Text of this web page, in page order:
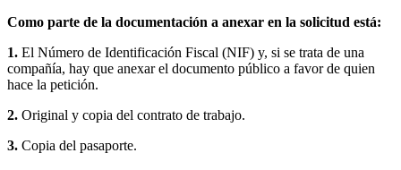
Como parte de la documentación a anexar en la solicitud está:
1. El Número de Identificación Fiscal (NIF) y, si se trata de una
compañía, hay que anexar el documento público a favor de quien
hace la petición.
2. Original y copia del contrato de trabajo.
3. Copia del pasaporte.